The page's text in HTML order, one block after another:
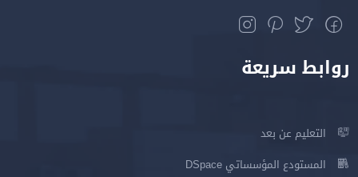
روابط سريعة
التعليم عن بعد
المستودع المؤسساتي DSpace